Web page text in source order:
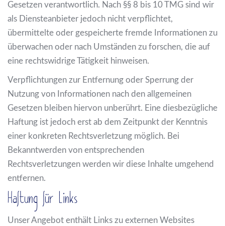
Gesetzen verantwortlich. Nach §§ 8 bis 10 TMG sind wir
als Diensteanbieter jedoch nicht verpflichtet,
übermittelte oder gespeicherte fremde Informationen zu
überwachen oder nach Umständen zu forschen, die auf
eine rechtswidrige Tätigkeit hinweisen.
Verpflichtungen zur Entfernung oder Sperrung der
Nutzung von Informationen nach den allgemeinen
Gesetzen bleiben hiervon unberührt. Eine diesbezügliche
Haftung ist jedoch erst ab dem Zeitpunkt der Kenntnis
einer konkreten Rechtsverletzung möglich. Bei
Bekanntwerden von entsprechenden
Rechtsverletzungen werden wir diese Inhalte umgehend
entfernen.
Haftung für Links
Unser Angebot enthält Links zu externen Websites